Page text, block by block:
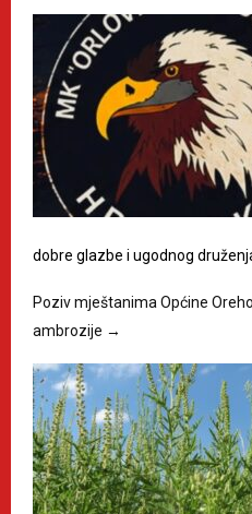
dobre glazbe i ugodnog
Poziv mještanima Općine
ambrozije →